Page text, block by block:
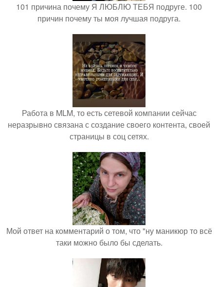
101 причина почему Я ЛЮБЛЮ ТЕБЯ подруге. 100
причин почему ты моя лучшая подруга.
Работа в MLM, то есть сетевой компании сейчас
неразрывно связана с создание своего контента, своей
страницы в соц сетях.
Мой ответ на комментарий о том, что "ну маникюр то всё
таки можно было бы сделать.